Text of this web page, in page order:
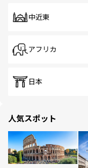
中近東
アフリカ
日本
人気スポット